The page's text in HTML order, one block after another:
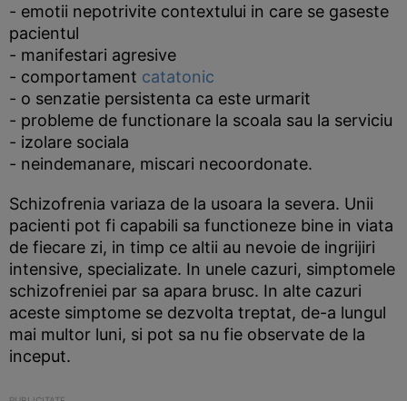
- emotii nepotrivite contextului in care se gaseste
pacientul
- manifestari agresive
- comportament catatonic
- o senzatie persistenta ca este urmarit
- probleme de functionare la scoala sau la serviciu
- izolare sociala
- neindemanare, miscari necoordonate.
Schizofrenia variaza de la usoara la severa. Unii
pacienti pot fi capabili sa functioneze bine in viata
de fiecare zi, in timp ce altii au nevoie de ingrijiri
intensive, specializate. In unele cazuri, simptomele
schizofreniei par sa apara brusc. In alte cazuri
aceste simptome se dezvolta treptat, de-a lungul
mai multor luni, si pot sa nu fie observate de la
inceput.